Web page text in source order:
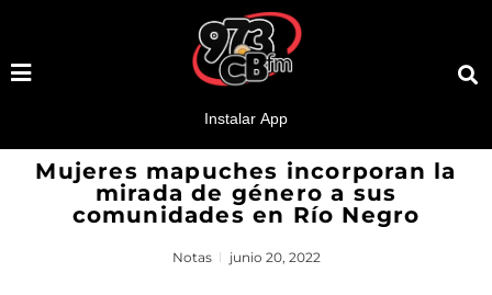
Mujeres mapuches incorporan la
mirada de género a sus
comunidades en Río Negro
Notas junio 20, 2022